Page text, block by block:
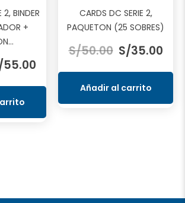
2, BINDER
+
55.00 precio
actual
S/55.00.
CARDS DC SERIE 2,
PAQUETON (25 SOBRES)
S/50.00 precio
original
era:
S/50.00.
S/35.00
S/
Añadir al carrito